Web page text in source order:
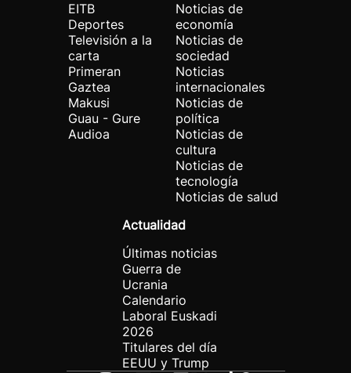
EITB
Deportes
Televisión a la
carta
Primeran
Gaztea
Makusi
Guau - Gure
Audioa
Noticias de
economía
Noticias de
sociedad
Noticias
internacionales
Noticias de
política
Noticias de
cultura
Noticias de
tecnología
Noticias de salud
Actualidad
Últimas noticias
Guerra de
Ucrania
Calendario
Laboral Euskadi
2026
Titulares del día
EEUU y Trump